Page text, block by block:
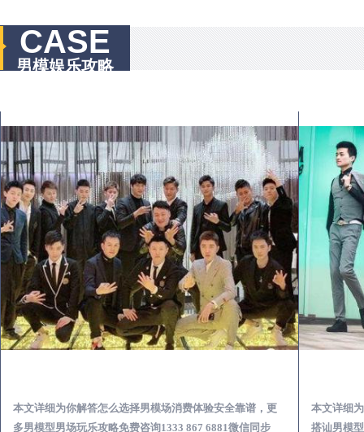
CASE
男模娱乐攻略
本文详细为你解答怎么选择男模场消费体验安全靠谱，更
多男模型男场玩乐攻略免费咨询1333 867 6881微信同步
本文详细
搭讪男模